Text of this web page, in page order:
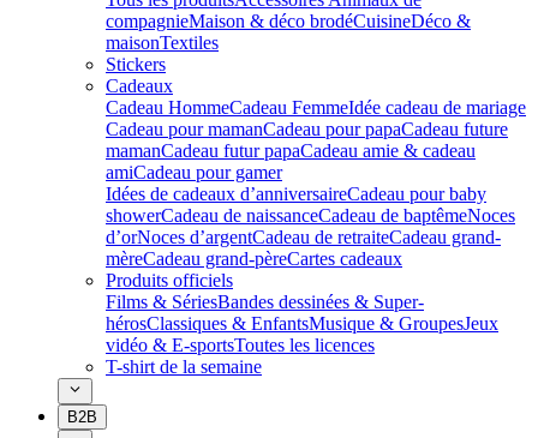
compagnieMaison & déco brodéCuisineDéco &
maisonTextiles
Stickers
Cadeaux
Cadeau HommeCadeau FemmeIdée cadeau de mariage​
Cadeau pour mamanCadeau pour papaCadeau future
mamanCadeau futur papaCadeau amie & cadeau
amiCadeau pour gamer
Idées de cadeaux d’anniversaireCadeau pour baby
showerCadeau de naissanceCadeau de baptêmeNoces
d’orNoces d’argentCadeau de retraiteCadeau grand-
mèreCadeau grand-pèreCartes cadeaux
Produits officiels
Films & SériesBandes dessinées & Super-
hérosClassiques & EnfantsMusique & GroupesJeux
vidéo & E-sportsToutes les licences
T-shirt de la semaine
B2B